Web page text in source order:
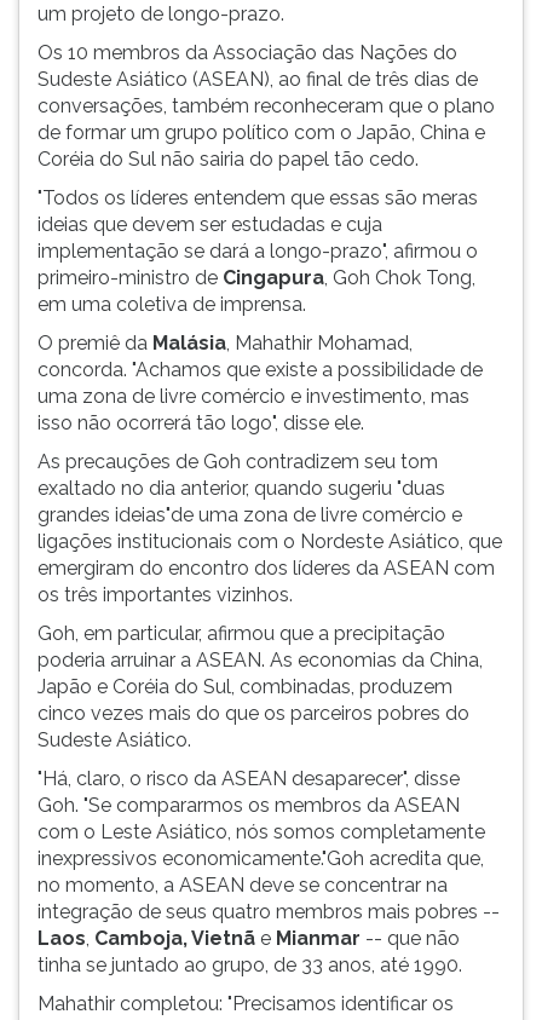
um projeto de longo-prazo.
Os 10 membros da Associação das Nações do
Sudeste Asiático (ASEAN), ao final de três dias de
conversações, também reconheceram que o plano
de formar um grupo político com o Japão, China e
Coréia do Sul não sairia do papel tão cedo.
"Todos os líderes entendem que essas são meras
ideias que devem ser estudadas e cuja
implementação se dará a longo-prazo", afirmou o
primeiro-ministro de Cingapura, Goh Chok Tong,
em uma coletiva de imprensa.
O premiê da Malásia, Mahathir Mohamad,
concorda. "Achamos que existe a possibilidade de
uma zona de livre comércio e investimento, mas
isso não ocorrerá tão logo", disse ele.
As precauções de Goh contradizem seu tom
exaltado no dia anterior, quando sugeriu "duas
grandes ideias"de uma zona de livre comércio e
ligações institucionais com o Nordeste Asiático, que
emergiram do encontro dos líderes da ASEAN com
os três importantes vizinhos.
Goh, em particular, afirmou que a precipitação
poderia arruinar a ASEAN. As economias da China,
Japão e Coréia do Sul, combinadas, produzem
cinco vezes mais do que os parceiros pobres do
Sudeste Asiático.
"Há, claro, o risco da ASEAN desaparecer", disse
Goh. "Se compararmos os membros da ASEAN
com o Leste Asiático, nós somos completamente
inexpressivos economicamente."Goh acredita que,
no momento, a ASEAN deve se concentrar na
integração de seus quatro membros mais pobres --
Laos, Camboja, Vietnã e Mianmar -- que não
tinha se juntado ao grupo, de 33 anos, até 1990.
Mahathir completou: "Precisamos identificar os